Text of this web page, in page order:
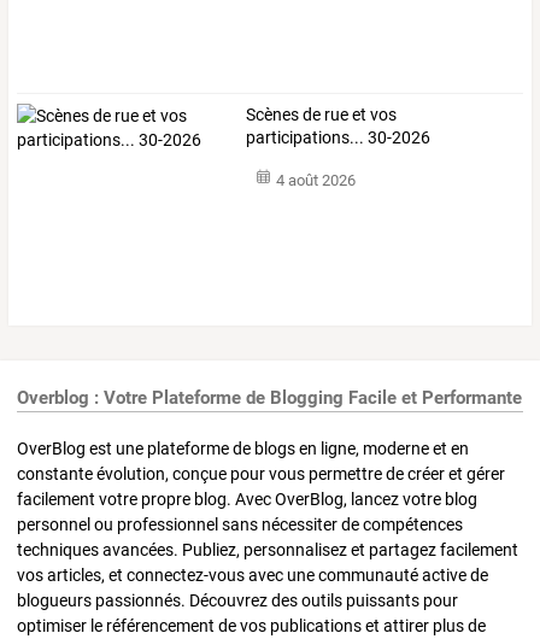
Scènes de rue et vos
participations... 30-2026
4 août 2026
Overblog : Votre Plateforme de Blogging Facile et Performante
OverBlog est une plateforme de blogs en ligne, moderne et en
constante évolution, conçue pour vous permettre de créer et gérer
facilement votre propre blog. Avec OverBlog, lancez votre blog
personnel ou professionnel sans nécessiter de compétences
techniques avancées. Publiez, personnalisez et partagez facilement
vos articles, et connectez-vous avec une communauté active de
blogueurs passionnés. Découvrez des outils puissants pour
optimiser le référencement de vos publications et attirer plus de